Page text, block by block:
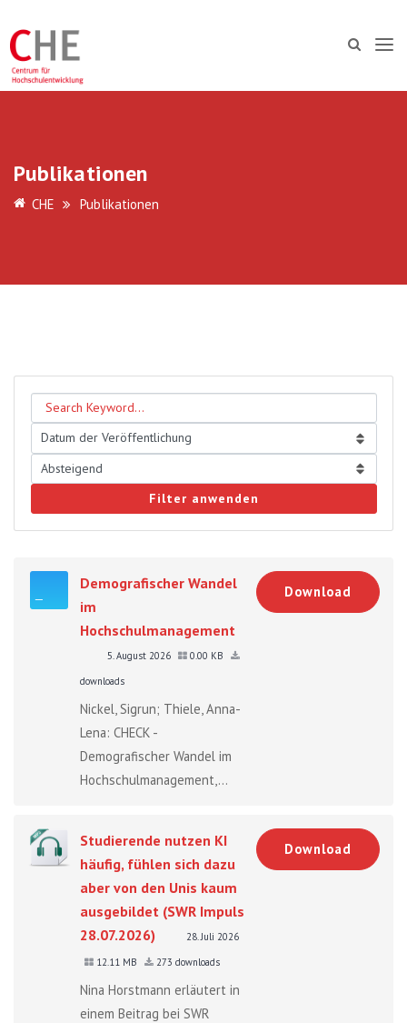
Publikationen
CHE Publikationen
Filter anwenden
Demografischer Wandel
im
Hochschulmanagement
5. August 2026
0.00 KB
downloads
Nickel, Sigrun; Thiele, Anna-
Lena: CHECK -
Demografischer Wandel im
Hochschulmanagement,...
Download
Studierende nutzen KI
häufig, fühlen sich dazu
aber von den Unis kaum
ausgebildet (SWR Impuls
28.07.2026)
28. Juli 2026
12.11 MB
273 downloads
Nina Horstmann erläutert in
einem Beitrag bei SWR
Download